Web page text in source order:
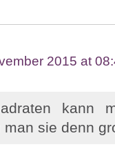
2015 at
kann
man sie denn